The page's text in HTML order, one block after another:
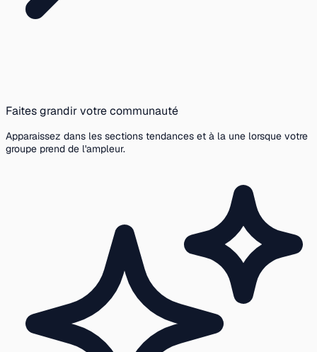
Faites grandir votre communauté
Apparaissez dans les sections tendances et à la une lorsque votre
groupe prend de l'ampleur.